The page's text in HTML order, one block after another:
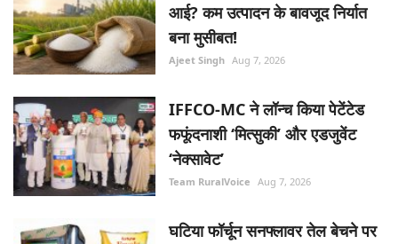
आई? कम उत्पादन के बावजूद निर्यात
बना मुसीबत!
Ajeet Singh Aug 7, 2026
IFFCO-MC ने लॉन्च किया पेटेंटेड
फफूंदनाशी ‘मित्सुकी’ और एडजुवेंट
‘नेक्सावेट’
Team RuralVoice Aug 7, 2026
घटिया फॉर्चून सनफ्लावर तेल बेचने पर